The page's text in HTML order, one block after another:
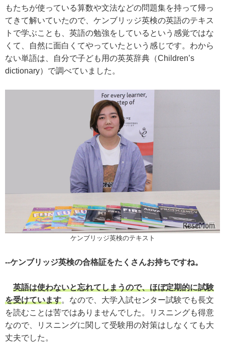
もたちが使っている算数や文法などの問題集を持って帰っ
てきて解いていたので、ケンブリッジ英検の英語のテキス
トで学ぶことも、英語の勉強をしているという感覚ではな
くて、自然に面白くてやっていたという感じです。わから
ない単語は、自分で子ども用の英英辞典（Children’s
dictionary）で調べていました。
ケンブリッジ英検のテキスト
--ケンブリッジ英検の合格証をたくさんお持ちですね。
英語は使わないと忘れてしまうので、ほぼ定期的に試験
を受けています。なので、大学入試センター試験でも長文
を読むことは苦ではありませんでした。リスニングも得意
なので、リスニングに関して受験用の対策はしなくても大
丈夫でした。